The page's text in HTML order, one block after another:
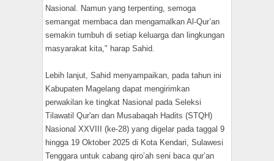
Nasional. Namun yang terpenting, semoga
semangat membaca dan mengamalkan Al-Qur’an
semakin tumbuh di setiap keluarga dan lingkungan
masyarakat kita," harap Sahid.
Lebih lanjut, Sahid menyampaikan, pada tahun ini
Kabupaten Magelang dapat mengirimkan
perwakilan ke tingkat Nasional pada Seleksi
Tilawatil Qur'an dan Musabaqah Hadits (STQH)
Nasional XXVIII (ke-28) yang digelar pada taggal 9
hingga 19 Oktober 2025 di Kota Kendari, Sulawesi
Tenggara untuk cabang qiro’ah seni baca qur’an